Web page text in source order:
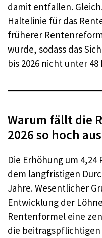
damit entfallen.
Haltelinie für das
früherer
wurde, sodass das
bis 2026 nicht unter
Warum fällt die
2026 so hoch
Die Erhöhung um
dem langfristigen
Jahre. Wesentlicher
Entwicklung der
Rentenformel eine
die